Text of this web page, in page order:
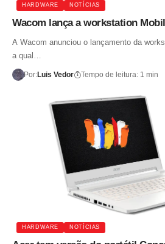
HARDWARE NOTÍCIAS
Wacom lança a workstation
A Wacom anunciou o lançamento da
a qual…
Por:Luis Vedor Tempo de leitura: 1 min
HARDWARE NOTÍCIAS